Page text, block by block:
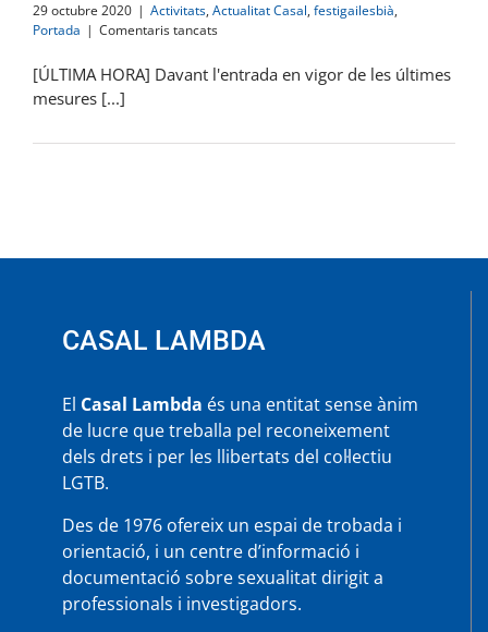
29 octubre 2020 | Activitats, Actualitat Casal, festigailesbià,
Portada | Comentaris tancatsa
el
[ÚLTIMA HORA] Davant l'entrada en vigor de les últimes
mesures [...]
CASAL LAMBDA
El Casal Lambda és una entitat sense ànim
de lucre que treballa pel reconeixement
dels drets i per les llibertats del col·lectiu
LGTB.
Des de 1976 ofereix un espai de trobada i
orientació, i un centre d’informació i
documentació sobre sexualitat dirigit a
professionals i investigadors.